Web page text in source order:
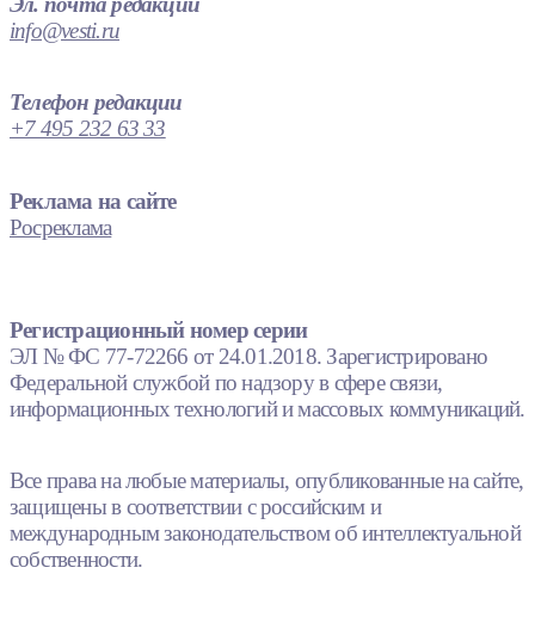
info@vesti.ru
Телефон редакции
+7 495 232 63 33
Реклама на сайте
Росреклама
Регистрационный номер серии
ЭЛ № ФС 77-72266 от 24.01.2018. Зарегистрировано
Федеральной службой по надзору в сфере связи,
информационных технологий и массовых коммуникаций.
Все права на любые материалы, опубликованные на сайте,
защищены в соответствии с российским и
международным законодательством об интеллектуальной
собственности.